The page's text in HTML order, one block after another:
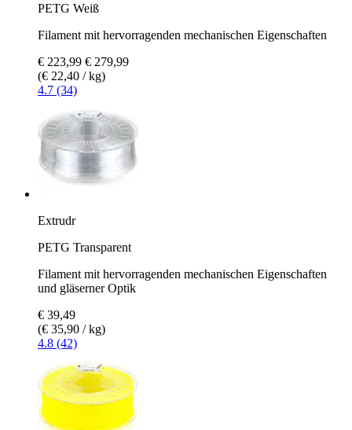
PETG Weiß
Filament mit hervorragenden mechanischen Eigenschaften
€ 223,99 € 279,99
(€ 22,40 / kg)
4.7 (34)
Extrudr
PETG Transparent
Filament mit hervorragenden mechanischen Eigenschaften
und gläserner Optik
€ 39,49
(€ 35,90 / kg)
4.8 (42)